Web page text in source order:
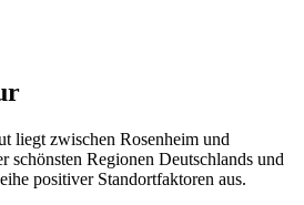
liegt zwischen Rosenheim und
schönsten Regionen Deutschlands und
positiver Standortfaktoren aus.